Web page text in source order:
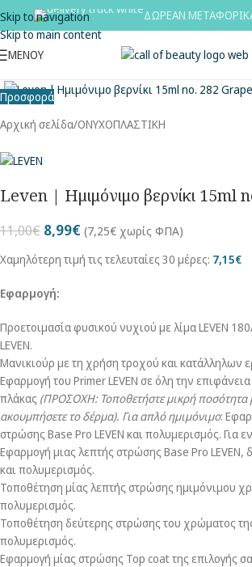
Skip to navigation
Skip to main content
ΔΩΡΕΑΝ
ΜΕΝΟΎ
Προσφορά
Αρχική σελίδα/ΟΝΥΧΟΠΛΑΣΤΙΚΗ
Leven | Ημιμόνιμο βερνίκι 15ml
11,00€ 8,99€ (7,25€ χωρίς ΦΠΑ)
Χαμηλότερη τιμή τις τελευταίες 30 μέρες: 7,15€
Εφαρμογή:
Προετοιμασία φυσικού νυχιού με λίμα LEVEN
LEVEN.
Μανικιούρ με τη χρήση τροχού και κατάλληλων
Εφαρμογή του Primer LEVEN σε όλη την
πλάκας (ΠΡΟΣΟΧΗ: Τοποθετήστε μικρή ποσότητα
ακουμπήσετε το δέρμα). Για απλό ημιμόνιμο:
στρώσης Base Pro LEVEN και πολυμερισμός. Για
Εφαρμογή μιας λεπτής στρώσης Base Pro LEVEN,
και πολυμερισμός.
Τοποθέτηση μίας λεπτής στρώσης ημιμόνιμου
πολυμερισμός.
Τοποθέτηση δεύτερης στρώσης του χρώματος
πολυμερισμός.
Εφαρμογή μίας στρώσης Top coat της επιλογής